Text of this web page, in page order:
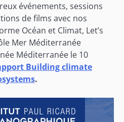
événements, sessions
de films avec nos
Océan et Climat, Let’s
Mer Méditerranée
Méditerranée le 10
Building climate
.